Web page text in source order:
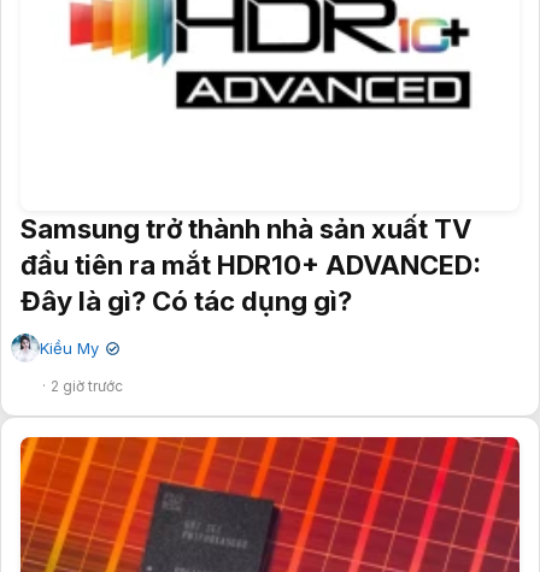
Samsung trở thành nhà sản xuất TV
đầu tiên ra mắt HDR10+ ADVANCED:
Đây là gì? Có tác dụng gì?
Kiều My ✔
2 giờ trước